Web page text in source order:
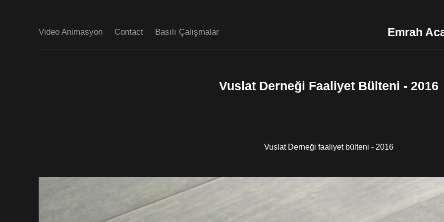
Video Animasyon Contact Basılı Çalışmalar Emrah
Vuslat Derneği Faaliyet Bülteni - 2016
Vuslat Derneği faaliyet bülteni - 2016